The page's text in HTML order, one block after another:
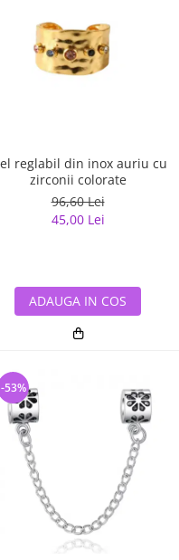
reglabil din inox auriu cu
zirconii colorate
96,60 Lei
45,00 Lei
ADAUGA IN COS
-53%